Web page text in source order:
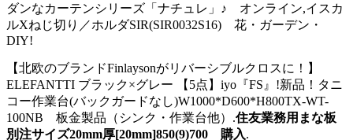
ダンなカーテンシリーズ「ナチュレ」♪ オンライン,イスカ
ルXねじ切り／ホルダSIR(SIR0032S16) 花・ガーデン・
DIY!
【北欧のブランドFinlaysonがリバーシブルクロスに！】
ELEFANTTI ブラック×グレー 【5点】iyo『FS』!新品！タニ
コー作業台(バックガードなし)W1000*D600*H800TX-WT-
100NB 板金製品（シンク・作業台他）.住友業務用まな板
別注サイズ20mm厚[20mm]850(9)700 購入.